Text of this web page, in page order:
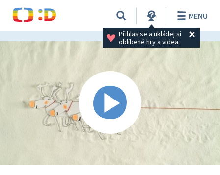
Přihlas se a ukládej si
oblíbené hry a videa.
MENU